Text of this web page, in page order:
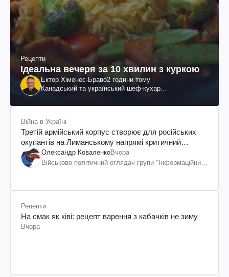
Рецепти
Ідеальна вечеря за 10 хвилин з куркою
Ектор Хіменес-Браво2 години тому
Канадський та український шеф-кухар
Війна в Україні
Третій армійський корпус створює для російських
окупантів на Лиманському напрямі критичний
дискомфорт: як це вдалося
Олександр КоваленкоВчора
Військово-політичний оглядач групи "Інформаційний
Рецепти
На смак як ківі: рецепт варення з кабачків не зиму
Вчора